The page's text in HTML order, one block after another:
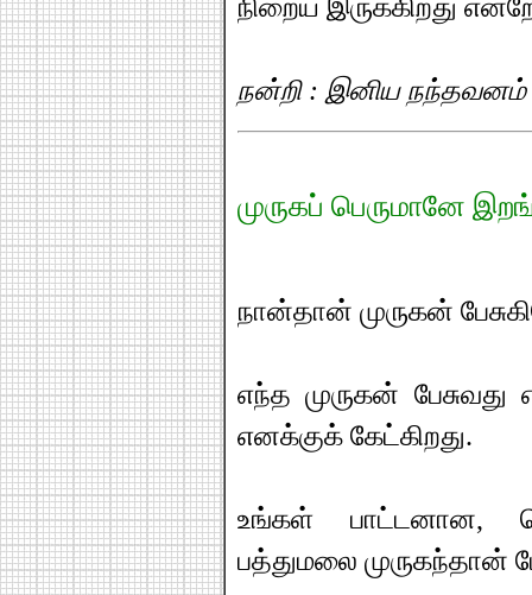
நிறைய இருக்கிறது
நன்றி : இனிய நந்தவனம்
முருகப் பெருமானே
நான்தான் முருகன்
எந்த முருகன்
எனக்குக் கேட்கிறது.
உங்கள் பாட்டனான,
பத்துமலை முருகந்தான்